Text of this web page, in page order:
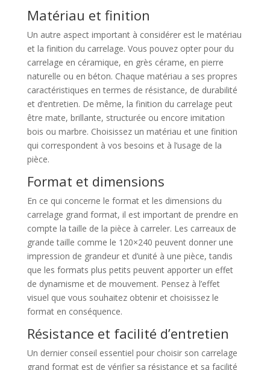
Matériau et finition
Un autre aspect important à considérer est le matériau
et la finition du carrelage. Vous pouvez opter pour du
carrelage en céramique, en grès cérame, en pierre
naturelle ou en béton. Chaque matériau a ses propres
caractéristiques en termes de résistance, de durabilité
et d’entretien. De même, la finition du carrelage peut
être mate, brillante, structurée ou encore imitation
bois ou marbre. Choisissez un matériau et une finition
qui correspondent à vos besoins et à l’usage de la
pièce.
Format et dimensions
En ce qui concerne le format et les dimensions du
carrelage grand format, il est important de prendre en
compte la taille de la pièce à carreler. Les carreaux de
grande taille comme le 120×240 peuvent donner une
impression de grandeur et d’unité à une pièce, tandis
que les formats plus petits peuvent apporter un effet
de dynamisme et de mouvement. Pensez à l’effet
visuel que vous souhaitez obtenir et choisissez le
format en conséquence.
Résistance et facilité d’entretien
Un dernier conseil essentiel pour choisir son carrelage
grand format est de vérifier sa résistance et sa facilité